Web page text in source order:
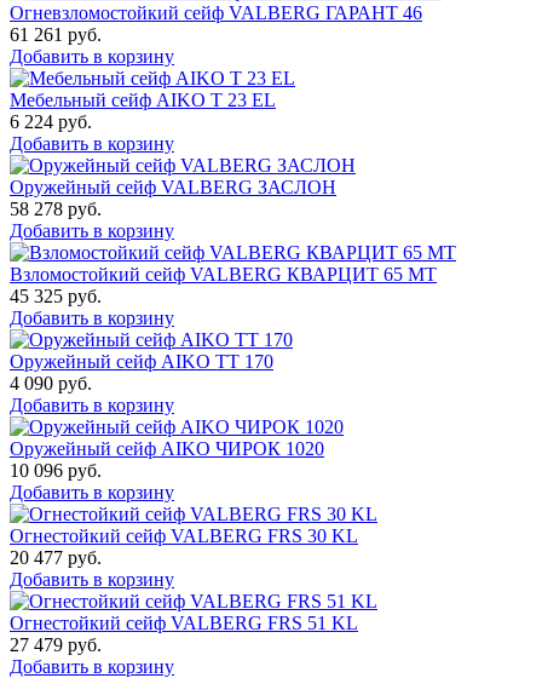
Огневзломостойкий сейф VALBERG ГАРАНТ 46
61 261 руб.
Добавить в корзину
Мебельный сейф AIKO Т 23 EL
6 224 руб.
Добавить в корзину
Оружейный сейф VALBERG ЗАСЛОН
58 278 руб.
Добавить в корзину
Взломостойкий сейф VALBERG КВАРЦИТ 65 МТ
45 325 руб.
Добавить в корзину
Оружейный сейф AIKO TT 170
4 090 руб.
Добавить в корзину
Оружейный сейф AIKO ЧИРОК 1020
10 096 руб.
Добавить в корзину
Огнестойкий сейф VALBERG FRS 30 KL
20 477 руб.
Добавить в корзину
Огнестойкий сейф VALBERG FRS 51 KL
27 479 руб.
Добавить в корзину